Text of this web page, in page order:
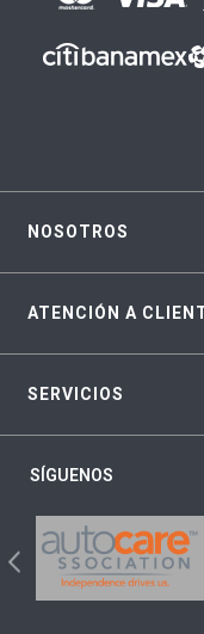
NOSOTROS
ATENCIÓN A
SERVICIOS
SÍGUENOS